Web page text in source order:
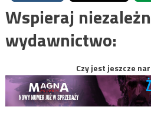
Wspieraj
wydawnictwo:
Czy jest jeszcze